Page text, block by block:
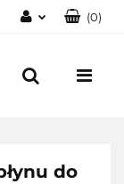
się
(0)
do